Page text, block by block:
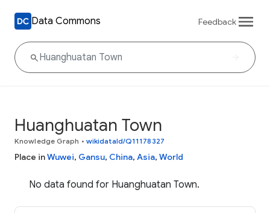
Data Commons Feedback
Huanghuatan Town
Knowledge Graph • wikidataId/Q11178327
Place inWuwei, Gansu, China, Asia, World
No data found for Huanghuatan Town.